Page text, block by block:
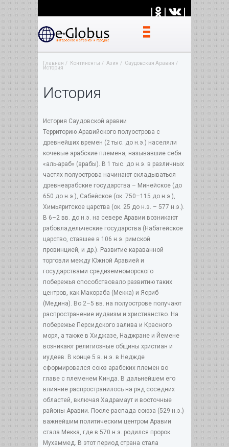
| | |
Главная Континенты Азия
Саудовская Аравия
История
История
История Саудовской аравии
Территорию Аравийского полуострова с
древнейших времен (2 тыс. до н.э.) населяли
кочевые арабские племена, называвшие себя
«аль-араб» (арабы). В 1 тыс. до н.э. в различных
частях полуострова начинают складываться
древнеарабские государства – Минейское (до
650 до н.э.), Сабейское (ок. 750–115 до н.э.),
Химьяритское царства (ок. 25 до н.э. – 577 н.э.).
В 6–2 вв. до н.э. на севере Аравии возникают
рабовладельческие государства (Набатейское
царство, ставшее в 106 н.э. римской
провинцией, и др.). Развитие караванной
торговли между Южной Аравией и
государствами средиземноморского
побережья способствовало развитию таких
центров, как Макораба (Мекка) и Ясриб
(Медина). Во 2–5 вв. на полуострове получают
распространение иудаизм и христианство. На
побережье Персидского залива и Красного
моря, а также в Хиджазе, Наджране и Йемене
возникают религиозные общины христиан и
иудеев. В конце 5 в. н.э. в Неджде
сформировался союз арабских племен во
главе с племенем Кинда. В дальнейшем его
влияние распространилось на ряд соседних
областей, включая Хадрамаут и восточные
районы Аравии. После распада союза (529 н.э.)
важнейшим политическим центром Аравии
стала Мекка, где в 570 н.э. родился пророк
Мухаммед. В этот период страна стала